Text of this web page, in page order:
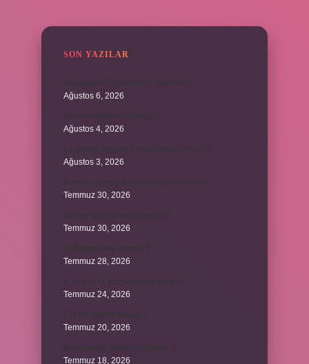
SON YAZILAR
Ağustos 6, 2026
Ağustos 4, 2026
Ağustos 3, 2026
Temmuz 30, 2026
Temmuz 30, 2026
Temmuz 28, 2026
Temmuz 24, 2026
Temmuz 20, 2026
Temmuz 18, 2026